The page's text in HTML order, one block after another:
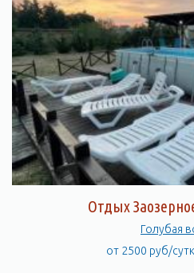
Отдых
Голубая
от 2500 руб/